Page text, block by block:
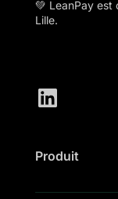
💚 LeanPay est
Lille.
Produit